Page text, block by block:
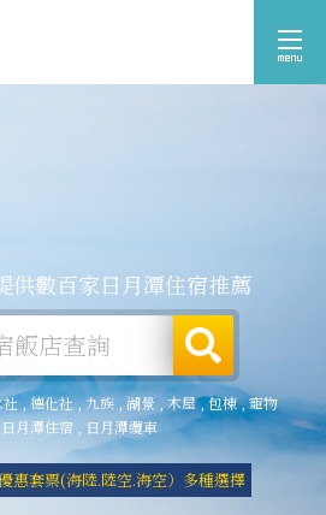
供數百家日月潭住宿推薦
社,德化社,九族,湖景 木屋,包棟,寵物
日月潭住宿 日月潭纜車
惠套票(海陸.陸空.海空）多種選擇